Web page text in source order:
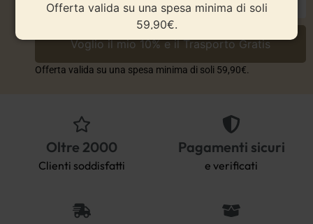
Offerta valida su una spesa minima di soli 59,90€.
Oltre 2000
Clienti soddisfatti
Pagamenti sicuri
e verificati
Offerta valida su una spesa minima di soli
59,90€.